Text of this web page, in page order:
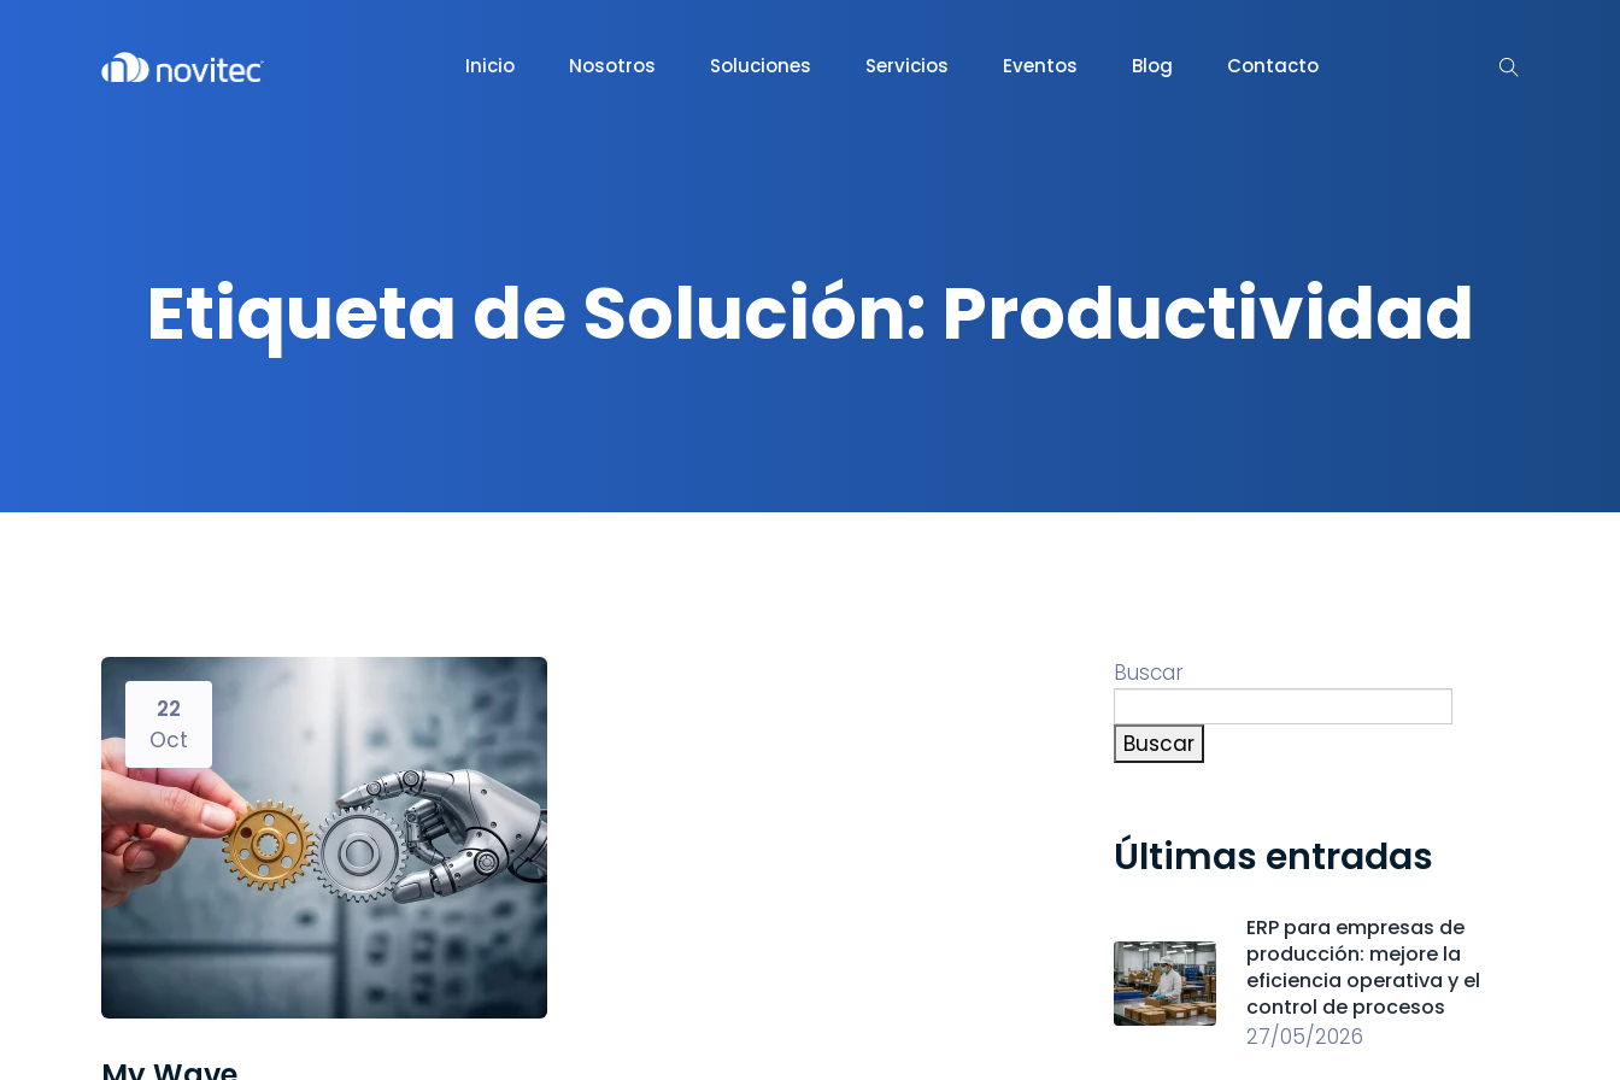
Inicio Nosotros Soluciones Servicios Eventos Blog Contacto
Etiqueta de Solución: Productividad
22
Oct
Buscar
Buscar
Últimas entradas
ERP para empresas de
producción: mejore la
eficiencia operativa y el
control de procesos
27/05/2026